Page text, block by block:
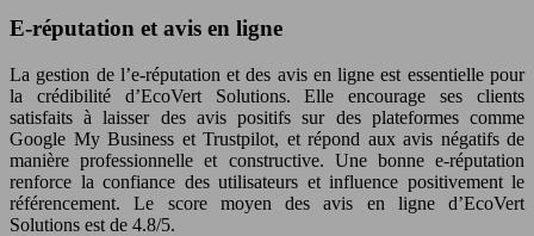
E-réputation et avis en ligne
La gestion de l’e-réputation et des avis en ligne est essentielle pour
la crédibilité d’EcoVert Solutions. Elle encourage ses clients
satisfaits à laisser des avis positifs sur des plateformes comme
Google My Business et Trustpilot, et répond aux avis négatifs de
manière professionnelle et constructive. Une bonne e-réputation
renforce la confiance des utilisateurs et influence positivement le
référencement. Le score moyen des avis en ligne d’EcoVert
Solutions est de 4.8/5.